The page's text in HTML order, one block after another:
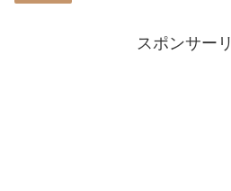
スポンサー